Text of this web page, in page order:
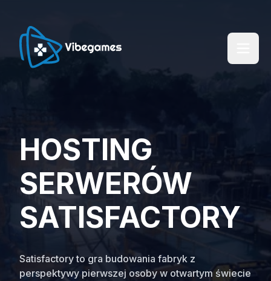
HOSTING
SERWERÓW
SATISFACTORY
Satisfactory to gra budowania fabryk z
perspektywy pierwszej osoby w otwartym świecie